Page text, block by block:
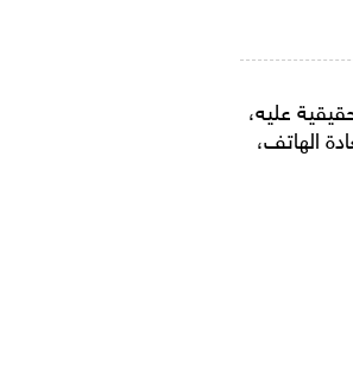
عليه،
الهاتف،